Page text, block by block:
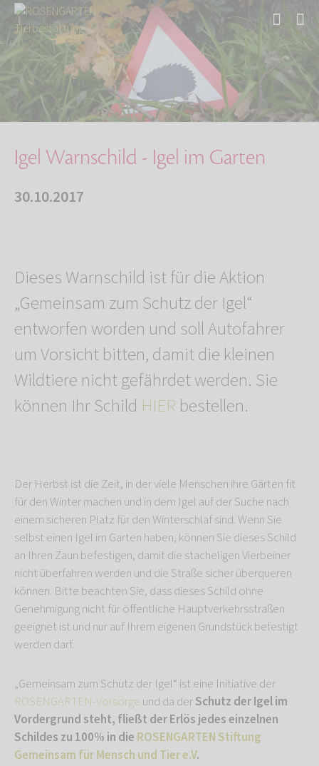
Über uns Aktuelles Igel Warnschild - Igel im Garten
Igel Warnschild - Igel im Garten
30.10.2017
Dieses Warnschild ist für die Aktion
„Gemeinsam zum Schutz der Igel“
entworfen worden und soll Autofahrer
um Vorsicht bitten, damit die kleinen
Wildtiere nicht gefährdet werden. Sie
können Ihr Schild HIER bestellen.
Der Herbst ist die Zeit, in der viele Menschen ihre Gärten fit
für den Winter machen und in dem Igel auf der Suche nach
einem sicheren Platz für den Winterschlaf sind. Wenn Sie
selbst einen Igel im Garten haben, können Sie dieses Schild
an Ihren Zaun befestigen, damit die stacheligen Vierbeiner
nicht überfahren werden und die Straße sicher überqueren
können. Bitte beachten Sie, dass dieses Schild ohne
Genehmigung nicht für öffentliche Hauptverkehrsstraßen
geeignet ist und nur auf Ihrem eigenen Grundstück befestigt
werden darf.
„Gemeinsam zum Schutz der Igel“ ist eine Initiative der
ROSENGARTEN-Vorsorge und da derSchutz der Igel im
Vordergrund steht, fließt der Erlös jedes einzelnen
Schildes zu 100% in die ROSENGARTEN Stiftung
Gemeinsam für Mensch und Tier e.V.